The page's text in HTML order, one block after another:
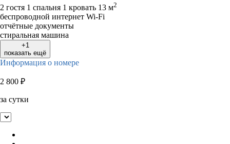
2 гостя 1 спальня 1 кровать 13 м2
беспроводной интернет Wi-Fi
отчётные документы
стиральная машина
+1
показать ещё
Информация о номере
2 800 ₽
за сутки